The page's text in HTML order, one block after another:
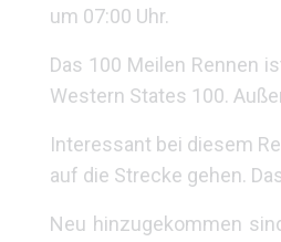
um 07:00 Uhr.
Das 100 Meilen Rennen
Western States 100.
Interessant bei diesem
auf die Strecke gehen.
Neu hinzugekommen